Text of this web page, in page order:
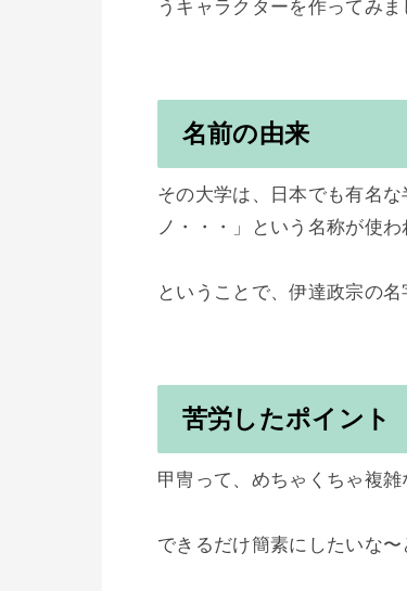
名前の由来
その大学は、日本でも有名
ノ・・・」という名称が使わ
ということで、伊達政宗の
苦労したポイント
甲冑って、めちゃくちゃ複雑
できるだけ簡素にしたいな